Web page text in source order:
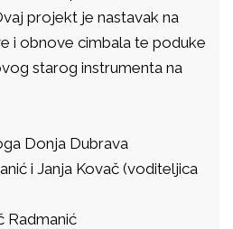
projekt je nastavak na
i obnove cimbala te poduke
starog instrumenta na
Donja Dubrava
i Janja Kovač (voditeljica
Radmanić